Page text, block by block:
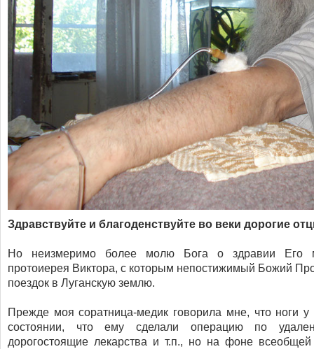
Здравствуйте и благоденствуйте во веки дорогие
Но неизмеримо более молю Бога о здравии Его
протоиерея Виктора, с которым непостижимый Божий
поездок в Луганскую землю.
Прежде моя соратница-медик говорила мне, что ноги
состоянии, что ему сделали операцию по
дорогостоящие лекарства и т.п., но на фоне